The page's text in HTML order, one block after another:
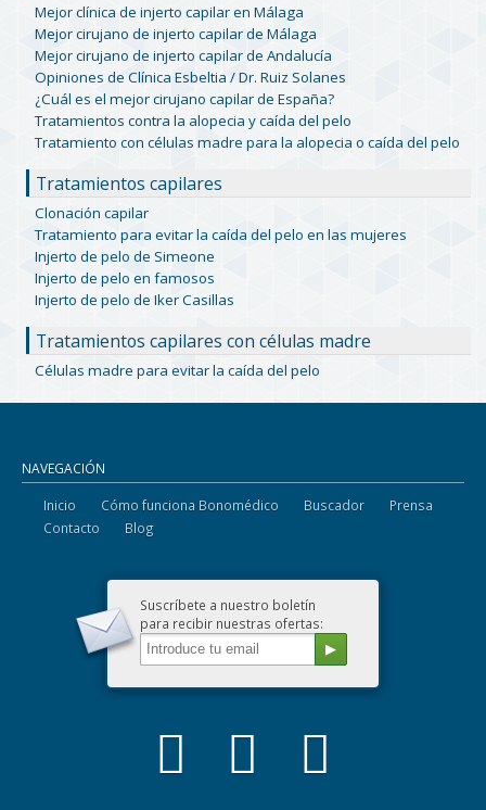
Mejor clínica de injerto capilar en Málaga
Mejor cirujano de injerto capilar de Málaga
Mejor cirujano de injerto capilar de Andalucía
Opiniones de Clínica Esbeltia / Dr. Ruiz Solanes
¿Cuál es el mejor cirujano capilar de España?
Tratamientos contra la alopecia y caída del pelo
Tratamiento con células madre para la alopecia o caída del pelo
Tratamientos capilares
Clonación capilar
Tratamiento para evitar la caída del pelo en las mujeres
Injerto de pelo de Simeone
Injerto de pelo en famosos
Injerto de pelo de Iker Casillas
Tratamientos capilares con células madre
Células madre para evitar la caída del pelo
NAVEGACIÓN
Inicio Cómo funciona Bonomédico Buscador
Prensa
Contacto
Blog
Suscríbete a nuestro boletín
para recibir nuestras ofertas: